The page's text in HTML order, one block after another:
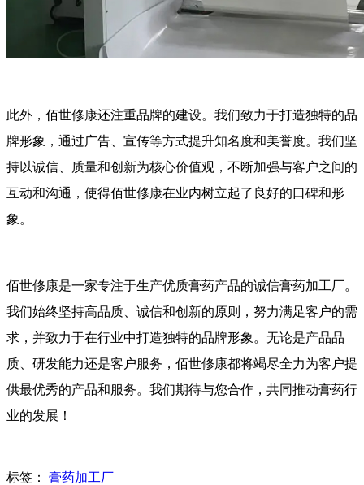
此外，佰世修康还注重品牌的建设。我们致力于打造独特的品
牌形象，通过广告、宣传等方式提升知名度和美誉度。我们坚
持以诚信、质量和创新为核心价值观，不断加强与客户之间的
互动和沟通，使得佰世修康在业内树立起了良好的口碑和形
象。
佰世修康是一家专注于生产优质膏药产品的诚信膏药加工厂。
我们始终坚持高品质、诚信和创新的原则，努力满足客户的需
求，并致力于在行业中打造独特的品牌形象。无论是产品品
质、研发能力还是客户服务，佰世修康都将竭尽全力为客户提
供最优秀的产品和服务。我们期待与您合作，共同推动膏药行
业的发展！
标签：
膏药加工厂